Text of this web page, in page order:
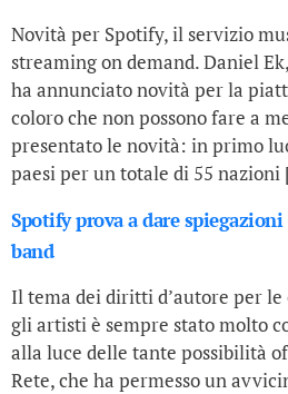
Novità per Spotify, il servizio
streaming on demand. Daniel
ha annunciato novità per la
coloro che non possono fare a
presentato le novità: in primo
paesi per un totale di 55 nazioni
Spotify prova a dare
band
Il tema dei diritti d’autore per le
gli artisti è sempre stato molto
alla luce delle tante possibilità
Rete, che ha permesso un